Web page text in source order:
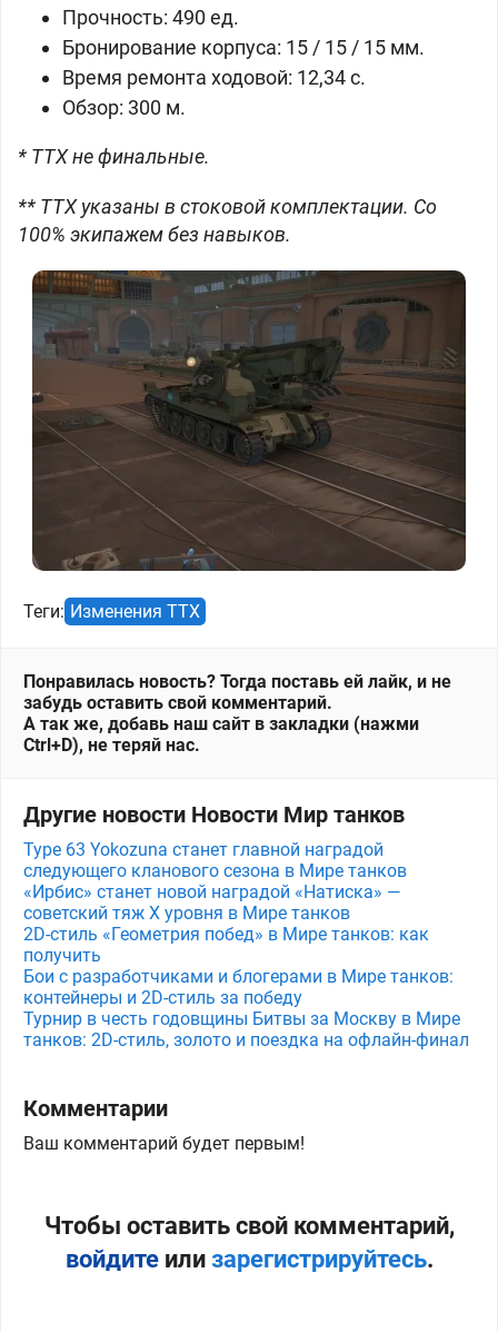
Прочность: 490 ед.
Бронирование корпуса: 15 / 15 / 15 мм.
Время ремонта ходовой: 12,34 с.
Обзор: 300 м.
* ТТХ не финальные.
** ТТХ указаны в стоковой комплектации. Со
100% экипажем без навыков.
Теги: Изменения ТТХ
Понравилась новость? Тогда поставь ей лайк, и не
забудь оставить свой комментарий.
А так же, добавь наш сайт в закладки (нажми
Ctrl+D), не теряй нас.
Другие новости Новости Мир танков
Type 63 Yokozuna станет главной наградой
следующего кланового сезона в Мире танков
«Ирбис» станет новой наградой «Натиска» —
советский тяж X уровня в Мире танков
2D-стиль «Геометрия побед» в Мире танков: как
получить
Бои с разработчиками и блогерами в Мире танков:
контейнеры и 2D-стиль за победу
Турнир в честь годовщины Битвы за Москву в Мире
танков: 2D-стиль, золото и поездка на офлайн-финал
Комментарии
Ваш комментарий будет первым!
Чтобы оставить свой комментарий,
войдитеили зарегистрируйтесь.